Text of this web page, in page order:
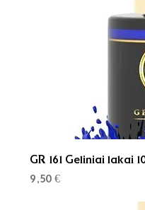
GR 161 Geliniai lakai
Kaina
9,50 €